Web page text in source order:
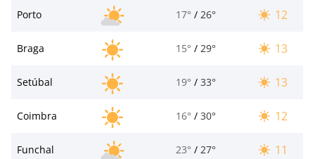
Porto 17° / 26° 12
Braga 15° / 29° 13
Setúbal 19° / 33° 13
Coimbra 16° / 30° 12
Funchal 23° / 27°
11